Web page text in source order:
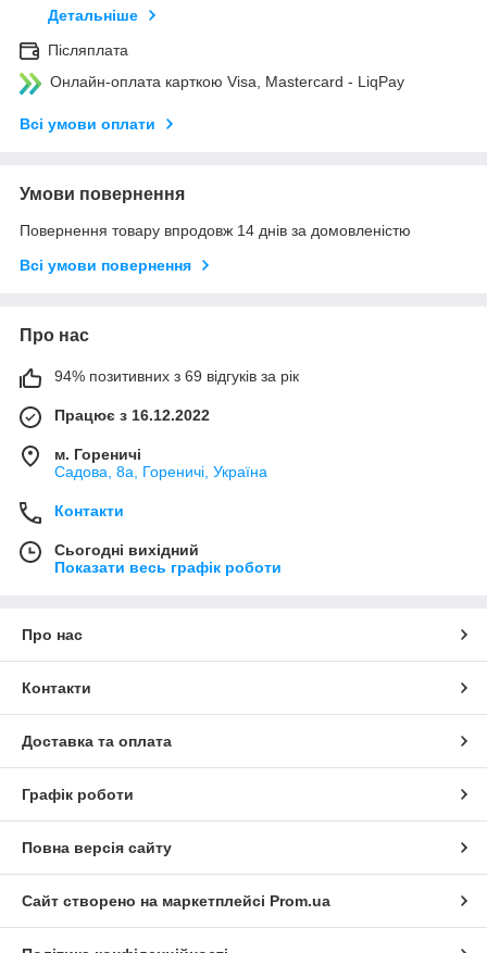
Детальніше
Післяплата
Онлайн-оплата карткою Visa, Mastercard - LiqPay
Всі умови оплати
Умови повернення
Повернення товару впродовж 14 днів за домовленістю
Всі умови повернення
Про нас
94% позитивних з 69 відгуків за рік
Працює з 16.12.2022
м. Гореничі
Садова, 8а, Гореничі, Україна
Контакти
Сьогодні вихідний
Показати весь графік роботи
Про нас
Контакти
Доставка та оплата
Графік роботи
Повна версія сайту
Сайт створено на маркетплейсі Prom.ua